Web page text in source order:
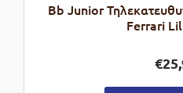
Bb Junior
Ferrari
€